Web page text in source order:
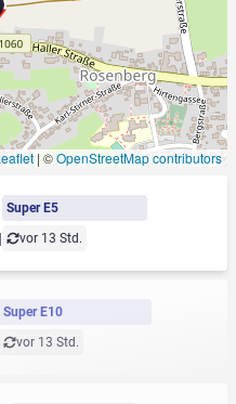
| ©OpenStreetMap contributors
Super E5
vor 13 Std.
Super E10
vor 13 Std.